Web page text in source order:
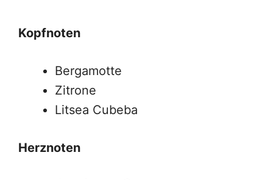
Kopfnoten
Bergamotte
Zitrone
Litsea Cubeba
Herznoten